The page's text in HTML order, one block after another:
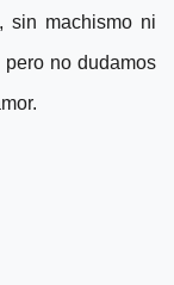
sin machismo ni
no dudamos